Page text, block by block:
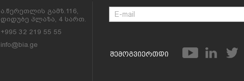
ა.წერეთლის გამზ.116,
დიდუბე პლაზა, 4 სართ.
+995 32 219 55 55
info@bia.ge
Შემოგვიერთდი